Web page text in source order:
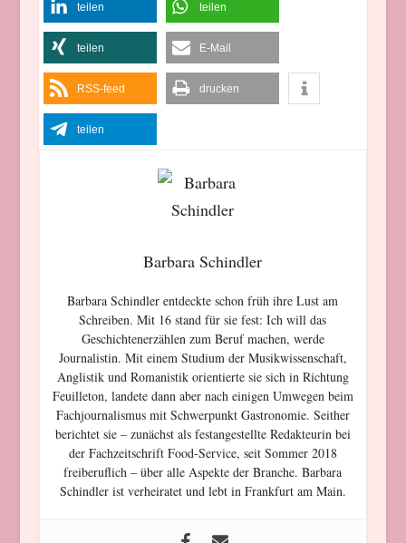
teilen teilen
teilen E-Mail
RSS-feed drucken
teilen
Barbara Schindler
Barbara Schindler entdeckte schon früh ihre Lust am
Schreiben. Mit 16 stand für sie fest: Ich will das
Geschichtenerzählen zum Beruf machen, werde
Journalistin. Mit einem Studium der Musikwissenschaft,
Anglistik und Romanistik orientierte sie sich in Richtung
Feuilleton, landete dann aber nach einigen Umwegen beim
Fachjournalismus mit Schwerpunkt Gastronomie. Seither
berichtet sie – zunächst als festangestellte Redakteurin bei
der Fachzeitschrift Food-Service, seit Sommer 2018
freiberuflich – über alle Aspekte der Branche. Barbara
Schindler ist verheiratet und lebt in Frankfurt am Main.